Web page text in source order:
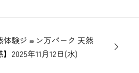
体験ジョン万パーク 天然
2025年11月12日(水)
